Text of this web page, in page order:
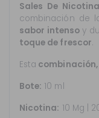
Sales De
combinación de
sabor intensoy
toque de frescor.
Esta combinación,
Bote: 10 ml
Nicotina: 10 Mg |